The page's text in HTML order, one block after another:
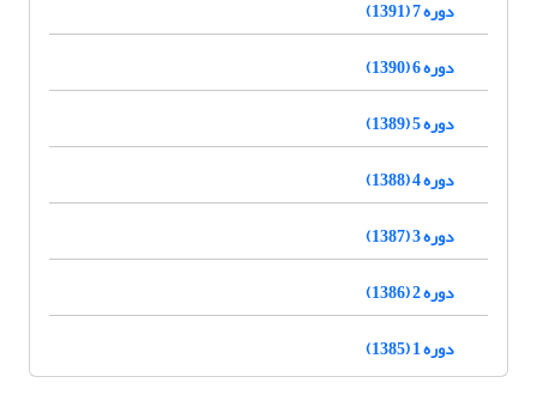
دوره 7 (1391)
دوره 6 (1390)
دوره 5 (1389)
دوره 4 (1388)
دوره 3 (1387)
دوره 2 (1386)
دوره 1 (1385)